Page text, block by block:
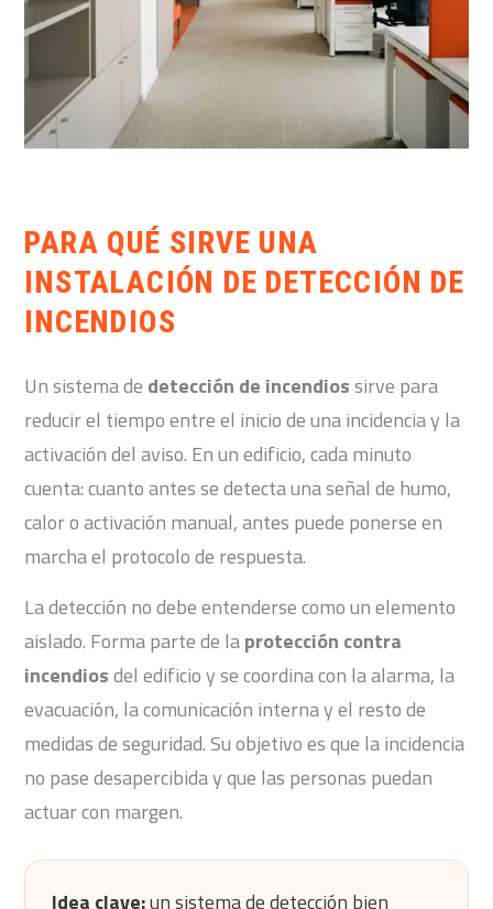
PARA QUÉ SIRVE UNA
INSTALACIÓN DE DETECCIÓN DE
INCENDIOS
Un sistema de detección de incendiossirve para
reducir el tiempo entre el inicio de una incidencia y la
activación del aviso. En un edificio, cada minuto
cuenta: cuanto antes se detecta una señal de humo,
calor o activación manual, antes puede ponerse en
marcha el protocolo de respuesta.
La detección no debe entenderse como un elemento
aislado. Forma parte de laprotección contra
incendiosdel edificio y se coordina con la alarma, la
evacuación, la comunicación interna y el resto de
medidas de seguridad. Su objetivo es que la incidencia
no pase desapercibida y que las personas puedan
actuar con margen.
Idea clave:un sistema de detección bien